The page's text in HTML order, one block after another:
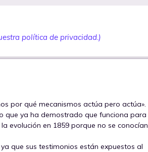
política de privacidad.)
por qué mecanismos actúa pero actúa».
que ya ha demostrado que funciona para
evolución en 1859 porque no se conocían
que sus testimonios están expuestos al